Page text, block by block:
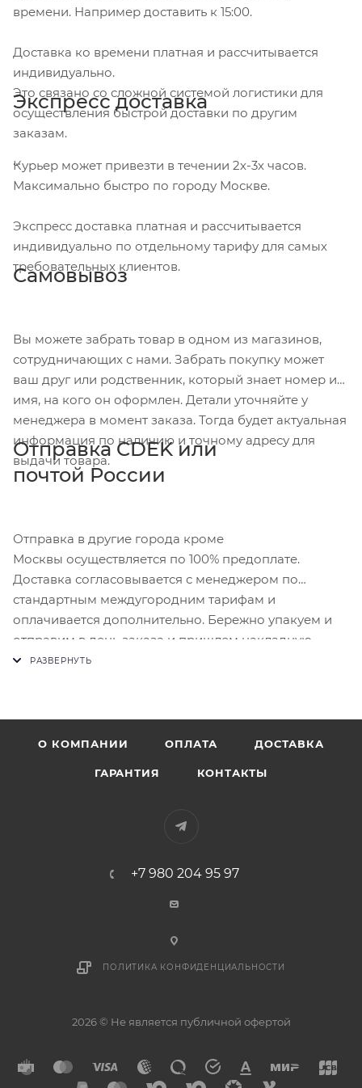
времени. Например доставить к 15:00.
Доставка ко времени платная и рассчитывается
индивидуально.
Это связано со сложной системой логистики для
осуществления быстрой доставки по другим
заказам.
Экспресс доставка
Курьер может привезти в течении 2х-3х часов.
Максимально быстро по городу Москве.
Экспресс доставка платная и рассчитывается
индивидуально по отдельному тарифу для самых
требовательных клиентов.
Самовывоз
Вы можете забрать товар в одном из магазинов,
сотрудничающих с нами. Забрать покупку может
ваш друг или родственник, который знает номер и
имя, на кого он оформлен. Детали уточняйте у
менеджера в момент заказа. Тогда будет актуальная
информация по наличию и точному адресу для
выдачи товара.
Отправка CDEK или
почтой России
Отправка в другие города кроме
Москвы осуществляется по 100% предоплате.
Доставка согласовывается с менеджером по
стандартным междугородним тарифам и
оплачивается дополнительно. Бережно упакуем и
отправим в день заказа и пришлем накладную.
О КОМПАНИИ ОПЛАТА ДОСТАВКА
ГАРАНТИЯ КОНТАКТЫ
+7 980 204 95 97
ПОЛИТИКА КОНФИДЕНЦИАЛЬНОСТИ
2026 © Не является публичной офертой